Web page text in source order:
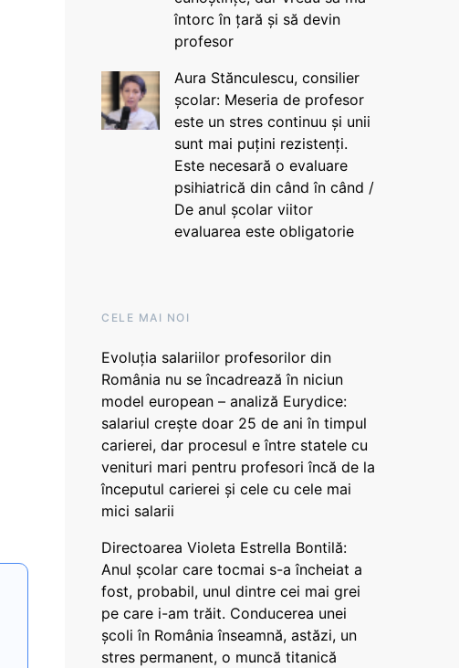
întorc în țară și să devin
profesor
Aura Stănculescu, consilier
școlar: Meseria de profesor
este un stres continuu și unii
sunt mai puțini rezistenți.
Este necesară o evaluare
psihiatrică din când în când /
De anul școlar viitor
evaluarea este obligatorie
CELE MAI NOI
Evoluția salariilor profesorilor din
România nu se încadrează în niciun
model european – analiză Eurydice:
salariul crește doar 25 de ani în timpul
carierei, dar procesul e între statele cu
venituri mari pentru profesori încă de la
începutul carierei și cele cu cele mai
mici salarii
Directoarea Violeta Estrella Bontilă:
Anul școlar care tocmai s-a încheiat a
fost, probabil, unul dintre cei mai grei
pe care i-am trăit. Conducerea unei
școli în România înseamnă, astăzi, un
stres permanent, o muncă titanică